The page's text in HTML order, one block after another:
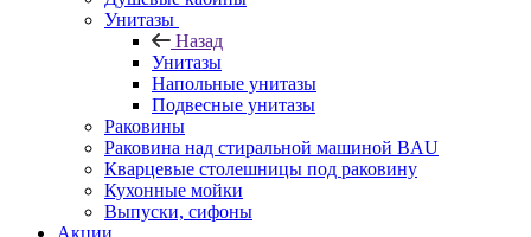
Унитазы
Назад
Унитазы
Напольные унитазы
Подвесные унитазы
Раковины
Раковина над стиральной машиной BAU
Кварцевые столешницы под раковину
Кухонные мойки
Выпуски, сифоны
Акции